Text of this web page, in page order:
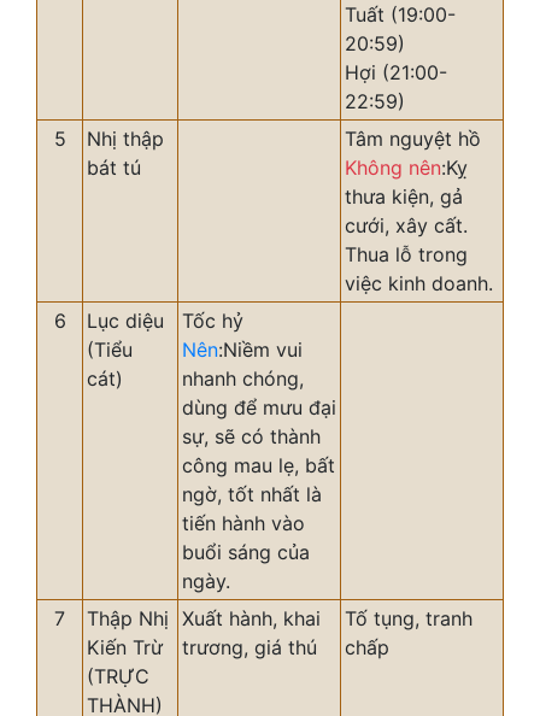
Tuất (19:00-
20:59)
Hợi (21:00-
22:59)
5
Nhị thập
bát tú
Tâm nguyệt hồ
Không nên:Kỵ
thưa kiện, gả
cưới, xây cất.
Thua lỗ trong
việc kinh doanh.
6
Lục diệu
(Tiểu
cát)
Tốc hỷ
Nên:Niềm vui
nhanh chóng,
dùng để mưu đại
sự, sẽ có thành
công mau lẹ, bất
ngờ, tốt nhất là
tiến hành vào
buổi sáng của
ngày.
7
Thập Nhị
Kiến Trừ
(TRỰC
THÀNH)
Xuất hành, khai
trương, giá thú
Tố tụng, tranh
chấp